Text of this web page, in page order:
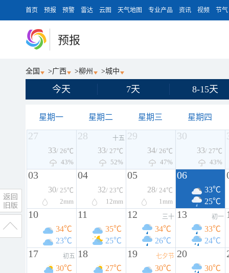
首页 预报 预警 雷达 云图 天气地图 专业产品 资讯 视频 节气
预报
全国 >广西 >柳州 >城中
今天 7天 8-15天
星期一 星期二 星期三 星期四
27
33/ 26℃
43%
28 十五
33/ 27℃
52%
29
34/ 26℃
47%
30
33/ 27℃
43%
03
30/ 25℃
2mm
04
32/ 23℃
12mm
05
28/ 24℃
1mm
06
33℃
25℃
10
34℃
23℃
11
35℃
25℃
12 三十
34℃
26℃
13 初一
33℃
24℃
17 初五
30℃
18
27℃
19 七夕节
30℃
20
30℃